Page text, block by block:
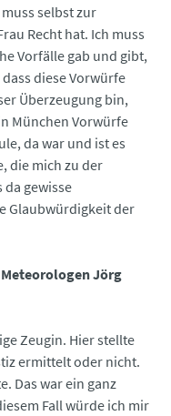
selbst zur
Recht hat. Ich muss
Vorfälle gab und gibt,
diese Vorwürfe
Überzeugung bin,
München Vorwürfe
da war und ist es
die mich zu der
da gewisse
Glaubwürdigkeit der
Meteorologen Jörg
Zeugin. Hier stellte
ermittelt oder nicht.
Das war ein ganz
Fall würde ich mir